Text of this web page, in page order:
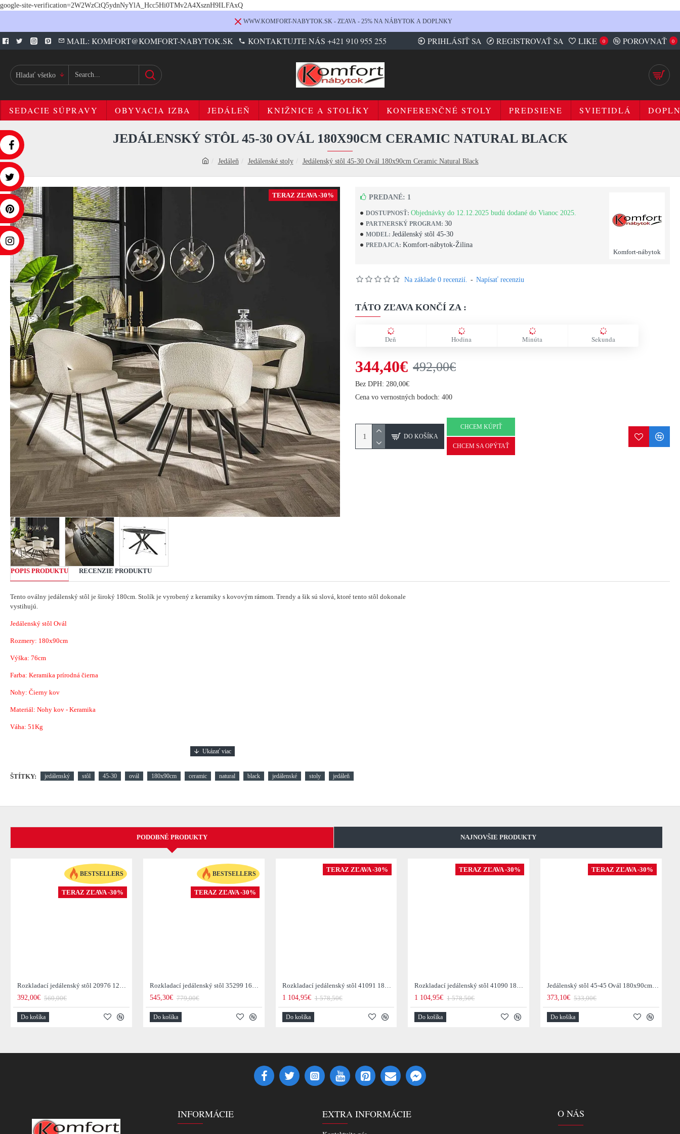
google-site-verification=2W2WzCtQ5ydnNyYlA_Hcc5Hi0TMv2A4XsznH9ILFAxQ
WWW.KOMFORT-NABYTOK.SK - ZĽAVA - 25% NA NÁBYTOK A DOPLNKY
MAIL: KOMFORT@KOMFORT-NABYTOK.SK KONTAKTUJTE NÁS +421 910 955 255 PRIHLÁSIŤ SA REGISTROVAŤ SA LIKE 0 POROVNAŤ 0
Hladať všetko
SEDACIE SÚPRAVY OBYVACIA IZBA JEDÁLEŇ KNIŽNICE A STOLÍKY KONFERENČNÉ STOLY PREDSIENE SVIETIDLÁ
Jedáleň Jedálenské stoly Jedálenský stôl 45-30 Ovál 180x90cm Ceramic Natural Black
JEDÁLENSKÝ STÔL 45-30 OVÁL 180X90CM CERAMIC NATURAL BLACK
TERAZ ZĽAVA -30%
DOSTUPNOSŤ: Objednávky do 12.12.2025 budú dodané do Vianoc 2025.
PARTNERSKÝ PROGRAM: 30
MODEL: Jedálenský stôl 45-30
PREDAJCA: Komfort-nábytok-Žilina
Komfort-nábytok
PREDANÉ: 1
Na základe 0 recenzií. - Napísať recenziu
TÁTO ZĽAVA KONČÍ ZA :
Deň Hodina Minúta Sekunda
344,40€ 492,00€
Bez DPH: 280,00€
Cena vo vernostných bodoch: 400
DO KOŠÍKA
CHCEM KÚPIŤ
CHCEM SA OPÝTAŤ
POPIS PRODUKTU RECENZIE PRODUKTU
Tento oválny jedálenský stôl je široký 180cm. Stolík je vyrobený z keramiky s kovovým rámom. Trendy a šik sú slová, ktoré tento stôl dokonale
vystihujú.
Jedálenský stôl Ovál
Rozmery: 180x90cm
Výška: 76cm
Farba: Keramika prírodná čierna
Nohy: Čierny kov
Materiál: Nohy kov - Keramika
Váha: 51Kg
ŠTÍTKY: jedálenský stôl 45-30 ovál 180x90cm ceramic natural black jedálenské stoly jedáleň
PODOBNÉ PRODUKTY NAJNOVŠIE PRODUKTY
BESTSELLERS
TERAZ ZĽAVA -30%
Rozkladací jedálenský stôl 20976 120/200x80cm Masív drevo Palisander
392,00€ 560,00€
Do košíka
BESTSELLERS
TERAZ ZĽAVA -30%
Rozkladací jedálenský stôl 35299 160/240x100cm Masív drevo Palisander
545,30€ 779,00€
Do košíka
TERAZ ZĽAVA -30%
Rozkladací jedálenský stôl 41091 180/225x90cm Betón keramika
1 104,95€ 1 578,50€
Do košíka
TERAZ ZĽAVA -30%
Rozkladací jedálenský stôl 41090 180/225x90cm Láva keramika
1 104,95€ 1 578,50€
Do košíka
TERAZ ZĽAVA -30%
Jedálenský stôl 45-45 Ovál 180x90cm Ceramic Natural Black
373,10€ 533,00€
Do košíka
INFORMÁCIE EXTRA INFORMÁCIE O NÁS